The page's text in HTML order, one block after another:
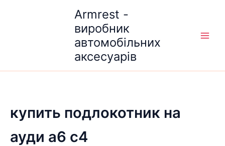
Armrest -
виробник
автомобільних
аксесуарів
купить подлокотник на
ауди а6 с4